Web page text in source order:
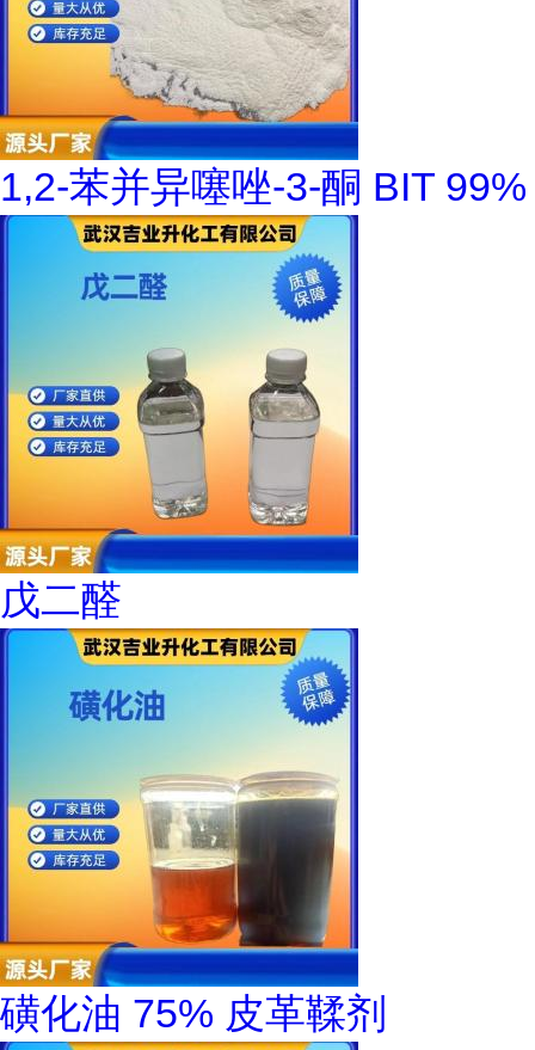
1,2-苯并异噻唑-3-酮 BIT 99%
戊二醛
磺化油 75% 皮革鞣剂